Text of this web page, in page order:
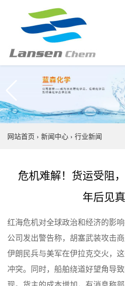
网站首页 › 新闻中心 › 行业新闻
危机难解！货运受阻
年后见
红海危机对全球政治和经济的影
公司发出警告称，胡塞武装攻击
伊朗民兵与美军在伊拉克交火，
冲突。同时，船舶绕道好望角导